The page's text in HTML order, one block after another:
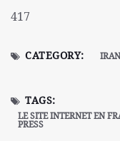
417
CATEGORY:
TAGS:
LE SITE INTERNET EN
PRESS